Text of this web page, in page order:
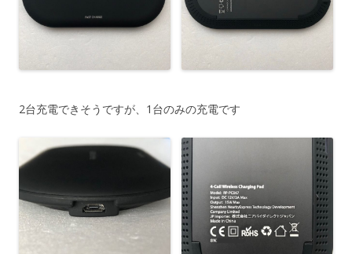
2台充電できそうですが、1台のみの充電です